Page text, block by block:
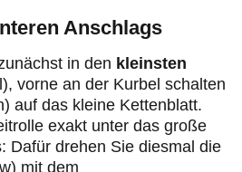
Anschlags
in den kleinsten
vorne an der Kurbel schalten
auf das kleine Kettenblatt.
exakt unter das große
Dafür drehen Sie diesmal die
mit dem